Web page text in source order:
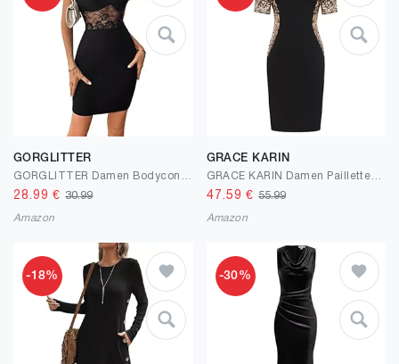
GORGLITTER
28.99 €30.99
Amazon
GRACE KARIN
47.59 € 55.99
Amazon
-18% -30%